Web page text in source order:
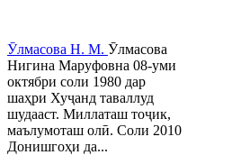
Ӯлмасова Н. М. Ӯлмасова
Нигина Маруфовна 08-уми
октябри соли 1980 дар
шаҳри Хуҷанд таваллуд
шудааст. Миллаташ тоҷик,
маълумоташ олӣ. Соли 2010
Донишгоҳи да...